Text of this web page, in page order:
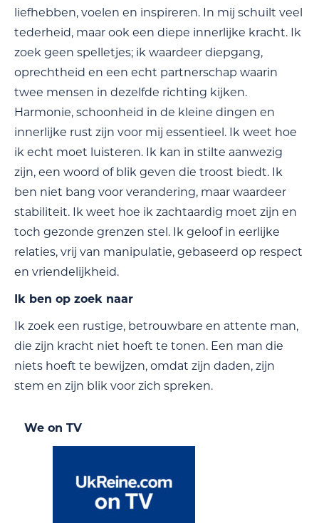
liefhebben, voelen en inspireren. In mij schuilt veel
tederheid, maar ook een diepe innerlijke kracht. Ik
zoek geen spelletjes; ik waardeer diepgang,
oprechtheid en een echt partnerschap waarin
twee mensen in dezelfde richting kijken.
Harmonie, schoonheid in de kleine dingen en
innerlijke rust zijn voor mij essentieel. Ik weet hoe
ik echt moet luisteren. Ik kan in stilte aanwezig
zijn, een woord of blik geven die troost biedt. Ik
ben niet bang voor verandering, maar waardeer
stabiliteit. Ik weet hoe ik zachtaardig moet zijn en
toch gezonde grenzen stel. Ik geloof in eerlijke
relaties, vrij van manipulatie, gebaseerd op respect
en vriendelijkheid.
Ik ben op zoek naar
Ik zoek een rustige, betrouwbare en attente man,
die zijn kracht niet hoeft te tonen. Een man die
niets hoeft te bewijzen, omdat zijn daden, zijn
stem en zijn blik voor zich spreken.
We on TV